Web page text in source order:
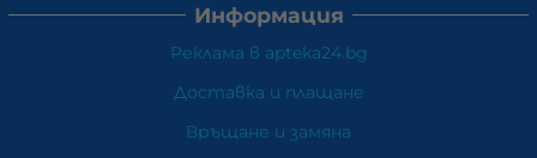
Информация
Реклама в apteka24.bg
Доставка и плащане
Връщане и замяна